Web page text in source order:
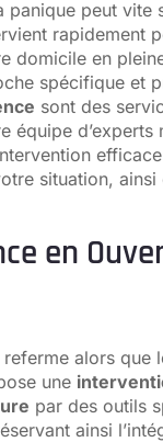
peut vite
rapidement
domicile en
spécifique et
sont des
situation,
en
alors que
une
par des outils
ainsi